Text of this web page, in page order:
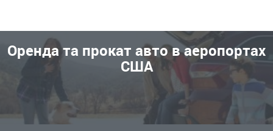
Оренда та прокат авто в аеропортах
США